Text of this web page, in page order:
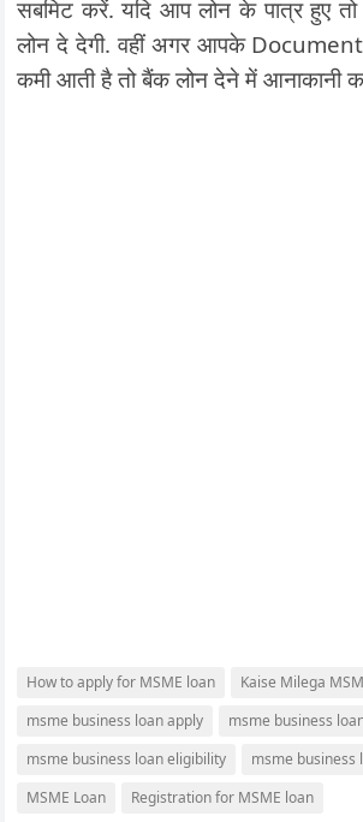
सबमिट करें. यदि आप लोन के पात्र हुए
लोन दे देगी. वहीं अगर आपके Document
कमी आती है तो बैंक लोन देने में आनाकानी
How to apply for MSME loan
Kaise Milega
msme business loan apply
msme business
msme business loan eligibility
msme business
MSME Loan
Registration for MSME loan